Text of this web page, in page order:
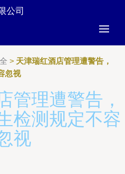
公司
> 天津瑞红酒店管理遭警告，
忽视
管理遭警告，
检测规定不容
视